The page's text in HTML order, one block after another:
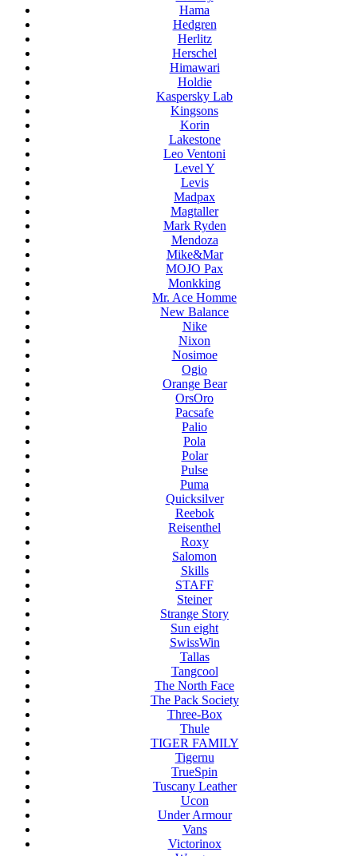
Hama
Hedgren
Herlitz
Herschel
Himawari
Holdie
Kaspersky Lab
Kingsons
Korin
Lakestone
Leo Ventoni
Level Y
Levis
Madpax
Magtaller
Mark Ryden
Mendoza
Mike&Mar
MOJO Pax
Monkking
Mr. Ace Homme
New Balance
Nike
Nixon
Nosimoe
Ogio
Orange Bear
OrsOro
Pacsafe
Palio
Pola
Polar
Pulse
Puma
Quicksilver
Reebok
Reisenthel
Roxy
Salomon
Skills
STAFF
Steiner
Strange Story
Sun eight
SwissWin
Tallas
Tangcool
The North Face
The Pack Society
Three-Box
Thule
TIGER FAMILY
Tigernu
TrueSpin
Tuscany Leather
Ucon
Under Armour
Vans
Victorinox